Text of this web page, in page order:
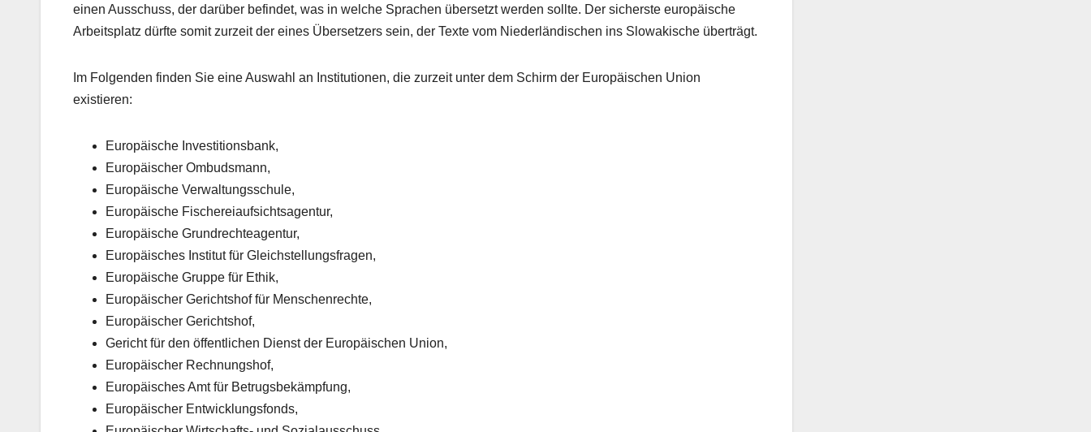
einen Ausschuss, der darüber befindet, was in welche Sprachen übersetzt werden sollte. Der sicherste europäische
Arbeitsplatz dürfte somit zurzeit der eines Übersetzers sein, der Texte vom Niederländischen ins Slowakische überträgt.
Im Folgenden finden Sie eine Auswahl an Institutionen, die zurzeit unter dem Schirm der Europäischen Union
existieren:
Europäische Investitionsbank,
Europäischer Ombudsmann,
Europäische Verwaltungsschule,
Europäische Fischereiaufsichtsagentur,
Europäische Grundrechteagentur,
Europäisches Institut für Gleichstellungsfragen,
Europäische Gruppe für Ethik,
Europäischer Gerichtshof für Menschenrechte,
Europäischer Gerichtshof,
Gericht für den öffentlichen Dienst der Europäischen Union,
Europäischer Rechnungshof,
Europäisches Amt für Betrugsbekämpfung,
Europäischer Entwicklungsfonds,